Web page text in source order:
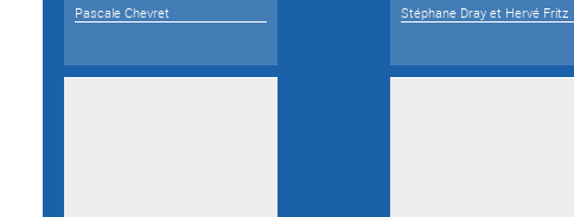
Pascale Chevret Stéphane Dray et Hervé Fritz